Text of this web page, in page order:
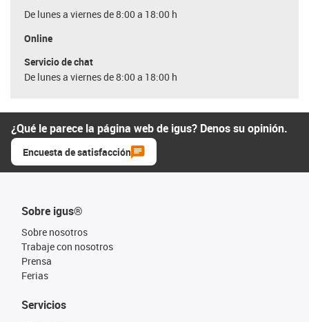
De lunes a viernes de 8:00 a 18:00 h
Online
Servicio de chat
De lunes a viernes de 8:00 a 18:00 h
¿Qué le parece la página web de igus? Denos su opinión.
Encuesta de satisfacción
Sobre igus®
Sobre nosotros
Trabaje con nosotros
Prensa
Ferias
Servicios